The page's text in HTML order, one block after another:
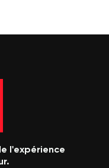
l'expérience